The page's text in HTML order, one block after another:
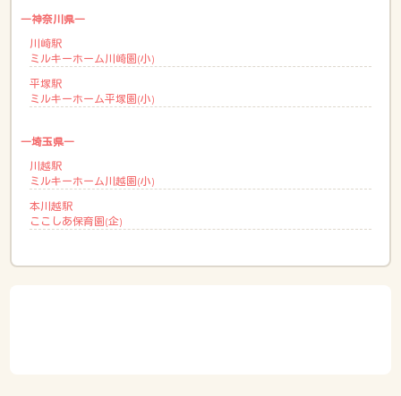
―神奈川県―
川崎駅
ミルキーホーム川崎園(小)
平塚駅
ミルキーホーム平塚園(小)
―埼玉県―
川越駅
ミルキーホーム川越園(小)
本川越駅
ここしあ保育園(企)